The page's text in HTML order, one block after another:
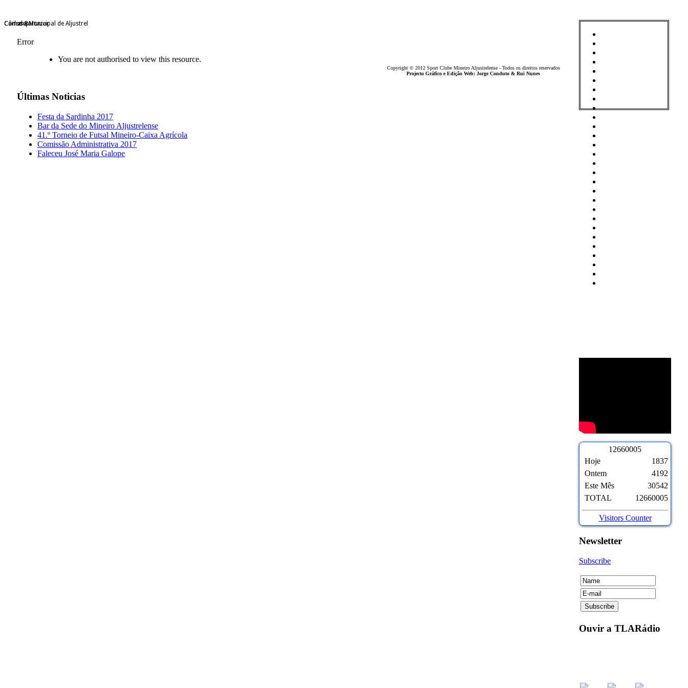
Câmara Municipal de Aljustrel
Consdep
Carlos Bartazar
12660005
Hoje
Ontem
Este Mês
TOTAL
1837
4192
30542
12660005
Visitors Counter
Newsletter
Subscribe
Ouvir a TLARádio
Error
You are not authorised to view this resource.
Últimas Noticias
Festa da Sardinha 2017
Bar da Sede do Mineiro Aljustrelense
41.º Torneio de Futsal Mineiro-Caixa Agrícola
Comissão Administrativa 2017
Faleceu José Maria Galope
Copyright © 2012 Sport Clube Mineiro Aljustrelense - Todos os direitos reservados
Projecto Gráfico e Edição Web: Jorge Conduto & Rui Nunes